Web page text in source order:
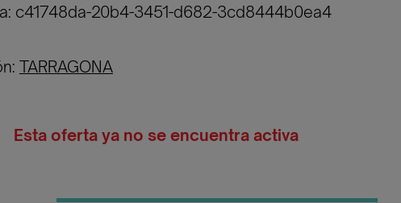
c41748da-20b4-3451-d682-3cd8444b0ea4
TARRAGONA
Esta oferta ya no se encuentra activa